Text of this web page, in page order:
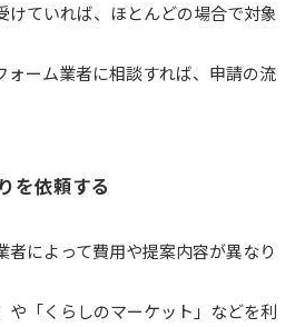
けていれば、ほとんどの場合で対象
ォーム業者に相談すれば、申請の流
を依頼する
者によって費用や提案内容が異なり
や「くらしのマーケット」などを利